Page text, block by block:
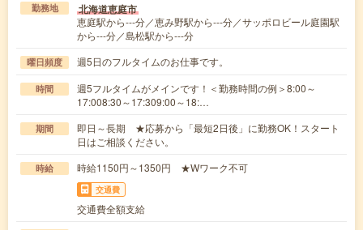
勤務地 北海道恵庭市
恵庭駅から---分／恵み野駅から---分／サッポロビール庭園駅
から---分／島松駅から---分
曜日頻度 週5日のフルタイムのお仕事です。
時間
週5フルタイムがメインです！＜勤務時間の例＞8:00～
17:008:30～17:309:00～18:…
期間
即日～長期 ★応募から「最短2日後」に勤務OK！スタート
日はご相談ください。
時給 時給1150円～1350円 ★Wワーク不可
交通費
交通費全額支給